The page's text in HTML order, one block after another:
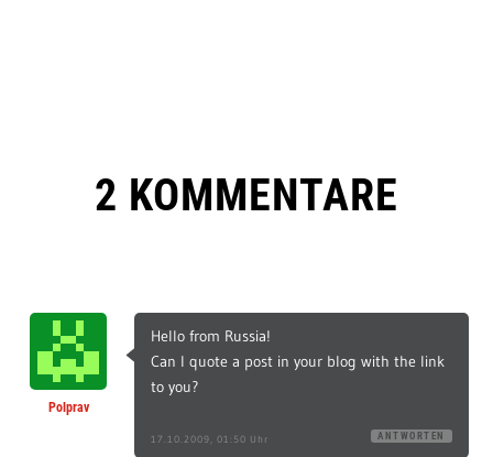
2 KOMMENTARE
Polprav
Hello from Russia!
Can I quote a post in your blog with the link
to you?
17.10.2009, 01:50 Uhr ANTWORTEN